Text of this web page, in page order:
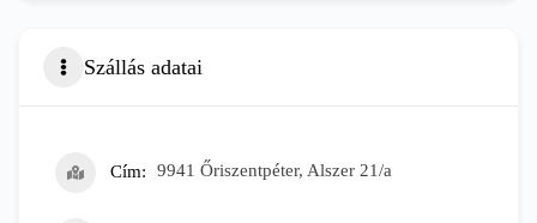
Szállás adatai
Cím 9941 Őriszentpéter, Alszer 21/a